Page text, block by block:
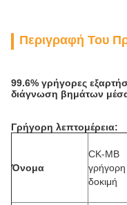
Περιγραφή Του
99.6% γρήγορες
διάγνωση βημάτων
Γρήγορη λεπτομέρεια:
Όνομα
CK-ΜΒ
γρήγορη
δοκιμή